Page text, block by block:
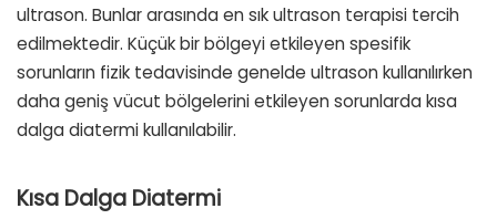
ultrason. Bunlar arasında en sık ultrason terapisi tercih
edilmektedir. Küçük bir bölgeyi etkileyen spesifik
sorunların fizik tedavisinde genelde ultrason kullanılırken
daha geniş vücut bölgelerini etkileyen sorunlarda kısa
dalga diatermi kullanılabilir.
Kısa Dalga Diatermi